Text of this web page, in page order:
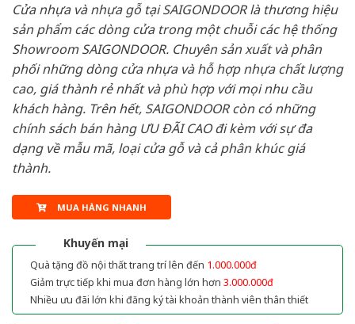
Cửa nhựa và nhựa gỗ tại SAIGONDOOR là thương hiệu
sản phẩm các dòng cửa trong một chuỗi các hệ thống
Showroom SAIGONDOOR. Chuyên sản xuất và phân
phối những dòng cửa nhựa và hỗ hợp nhựa chất lượng
cao, giá thành rẻ nhất và phù hợp với mọi nhu cầu
khách hàng. Trên hết, SAIGONDOOR còn có những
chính sách bán hàng ƯU ĐÃI CAO đi kèm với sự đa
dạng về mẫu mã, loại cửa gỗ và cả phân khúc giá
thành.
MUA HÀNG NHANH
Khuyến mại
Quà tặng đồ nội thất trang trí lên đến 1.000.000đ
Giảm trực tiếp khi mua đơn hàng lớn hơn 3.000.000đ
Nhiều ưu đãi lớn khi đăng ký tài khoản thành viên thân thiết